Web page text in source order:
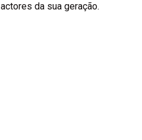
actores da sua geração.